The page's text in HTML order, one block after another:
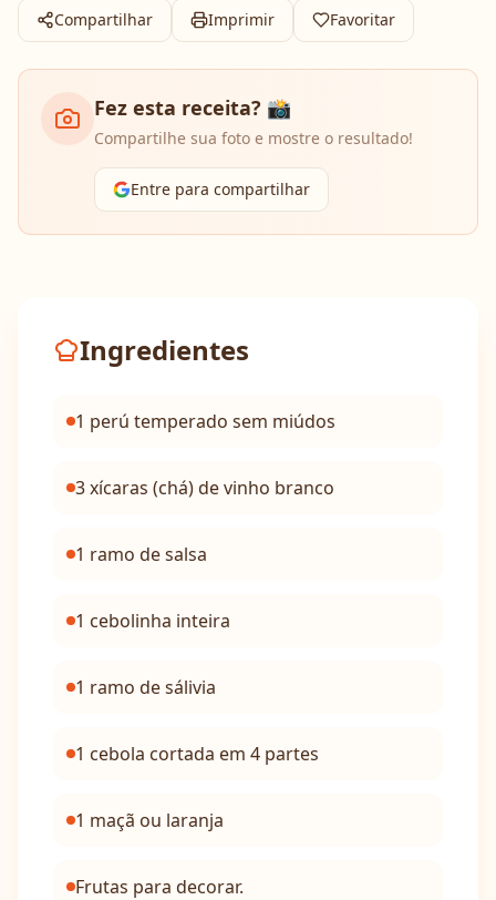
Compartilhar Imprimir Favoritar
Fez esta receita? 📸
Compartilhe sua foto e mostre o resultado!
Entre para compartilhar
Ingredientes
1 perú temperado sem miúdos
3 xícaras (chá) de vinho branco
1 ramo de salsa
1 cebolinha inteira
1 ramo de sálivia
1 cebola cortada em 4 partes
1 maçã ou laranja
Frutas para decorar.